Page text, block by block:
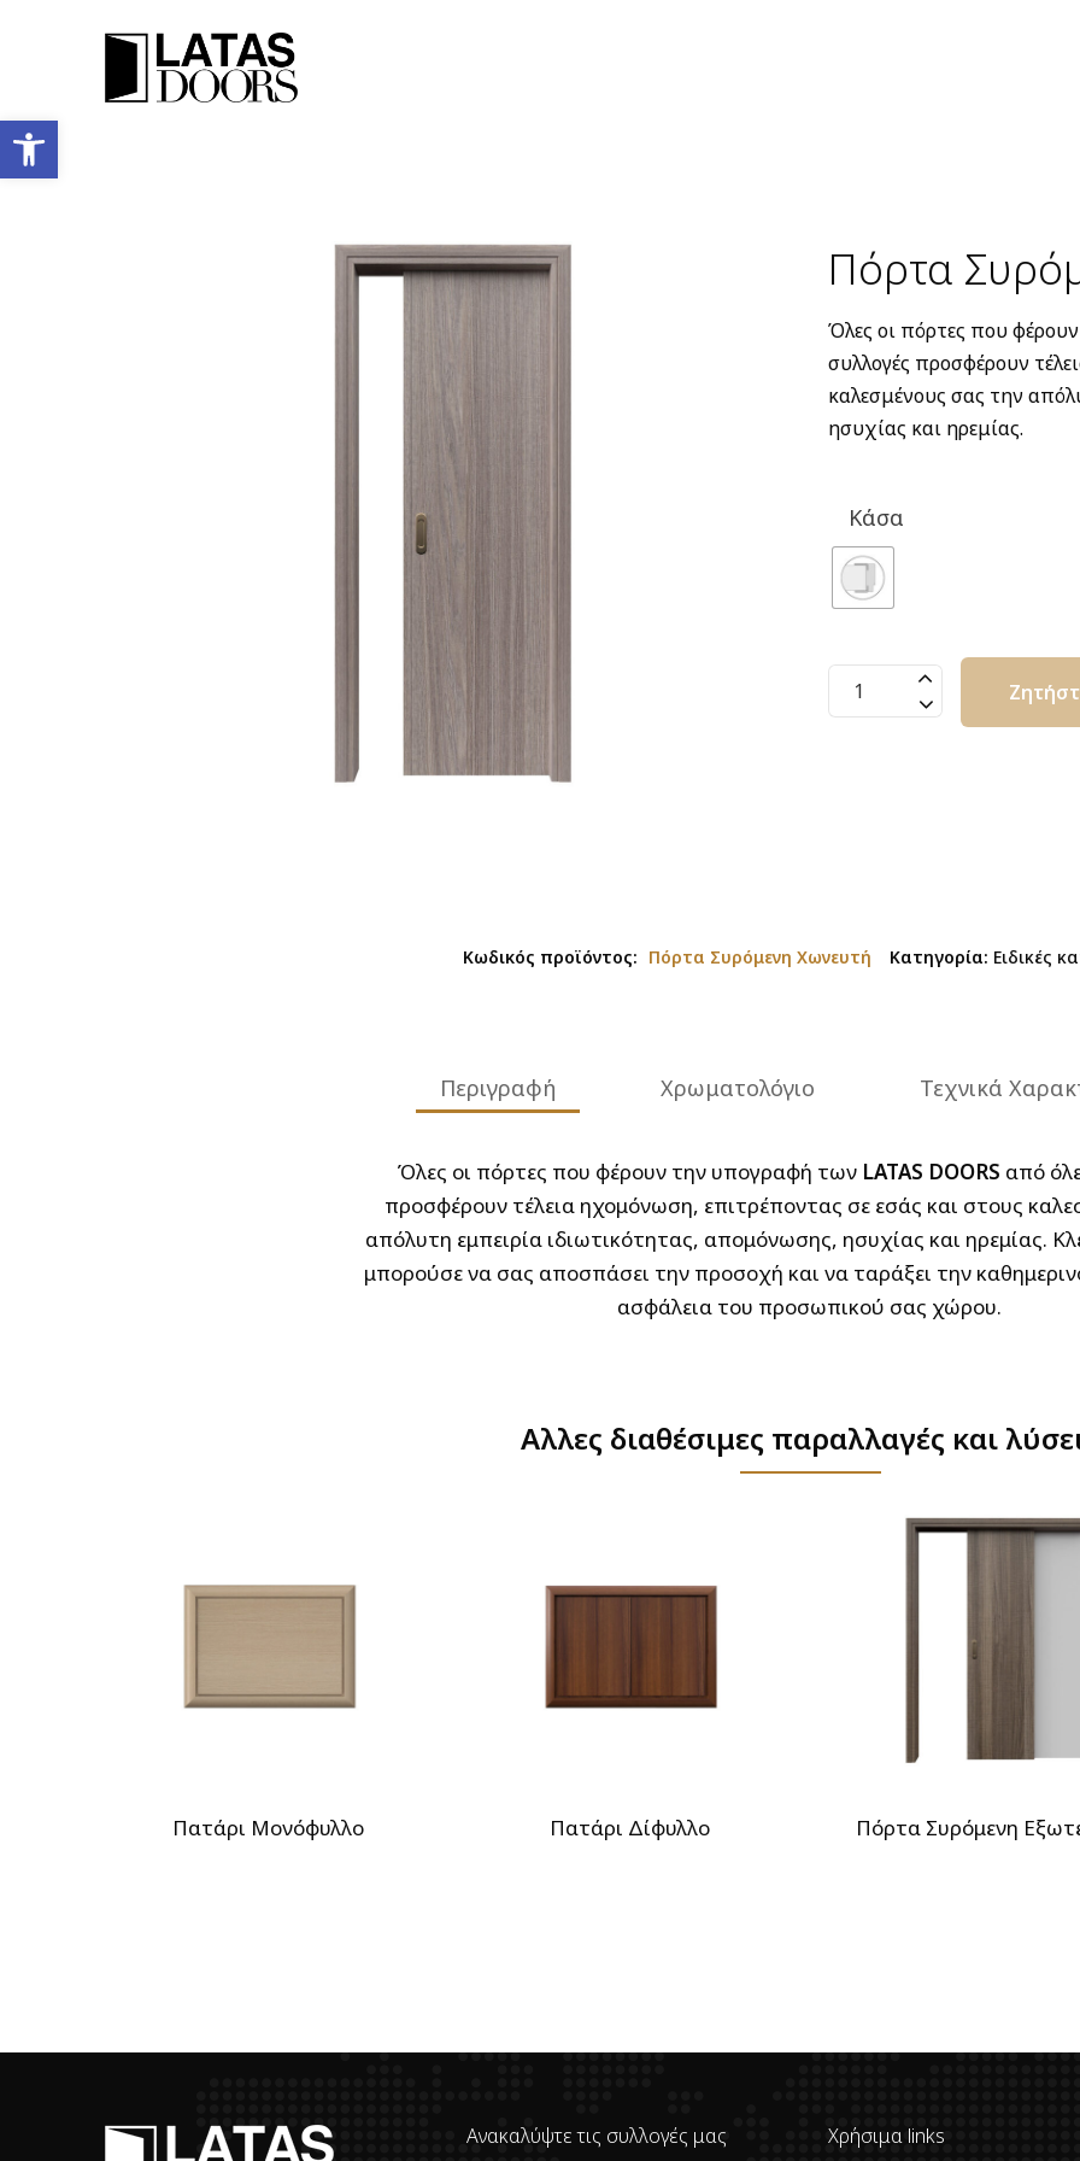
Ανοίξτε τη γραμμή εργαλείων
Πόρτα
Όλες οι πόρτες που
συλλογές προσφέρουν
καλεσμένους σας την
ησυχίας και ηρεμίας.
Κάσα
Πόρτα
Συρόμενη
Κωδικός προϊόντος: Πόρτα Συρόμενη Χωνευτή Κατηγορία: Ειδικές
Περιγραφή Χρωματολόγιο Τεχνικά
Όλες οι πόρτες που φέρουν την υπογραφή των LATAS DOORS από
προσφέρουν τέλεια ηχομόνωση, επιτρέποντας σε εσάς και στους
απόλυτη εμπειρία ιδιωτικότητας, απομόνωσης, ησυχίας και ηρεμίας.
μπορούσε να σας αποσπάσει την προσοχή και να ταράξει την
ασφάλεια του προσωπικού σας χώρου.
Αλλες διαθέσιμες παραλλαγές και
Πατάρι Μονόφυλλο Πατάρι Δίφυλλο Πόρτα Συρόμενη
Ανακαλύψτε τις συλλογές μας Χρήσιμα links